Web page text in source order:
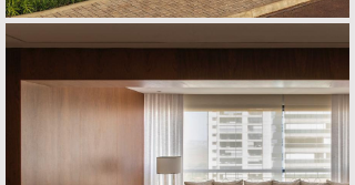
APARTAMENTO R | P